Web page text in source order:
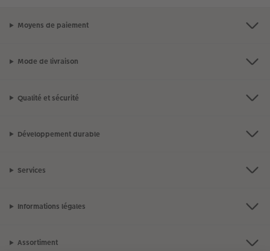
Moyens de paiement
Mode de livraison
Qualité et sécurité
Développement durable
Services
Informations légales
Assortiment